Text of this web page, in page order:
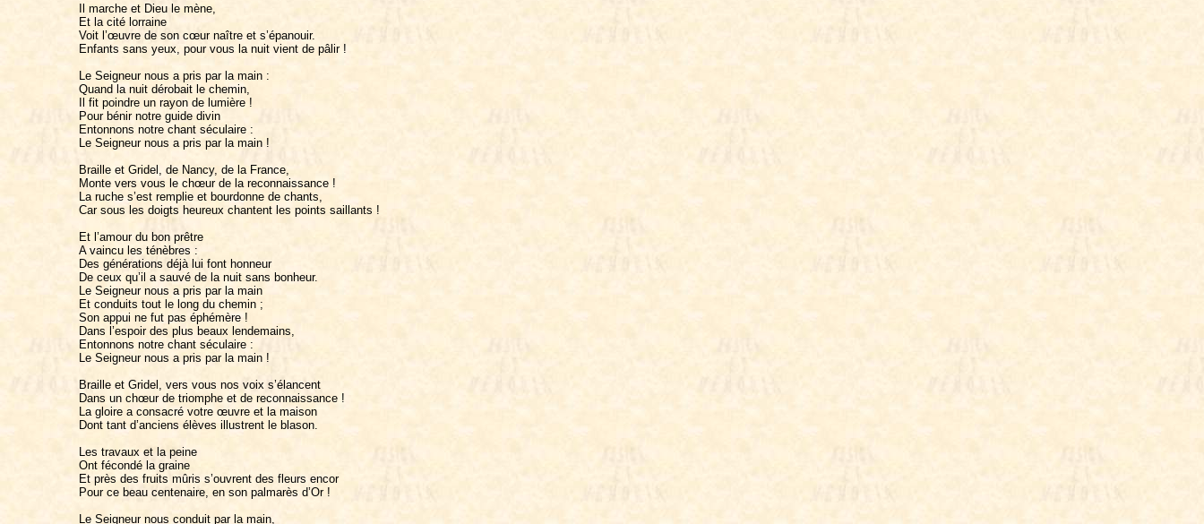
Il marche et Dieu le mène,
Et la cité lorraine
Voit l’œuvre de son cœur naître et s’épanouir.
Enfants sans yeux, pour vous la nuit vient de pâlir !
Le Seigneur nous a pris par la main :
Quand la nuit dérobait le chemin,
Il fit poindre un rayon de lumière !
Pour bénir notre guide divin
Entonnons notre chant séculaire :
Le Seigneur nous a pris par la main !
Braille et Gridel, de Nancy, de la France,
Monte vers vous le chœur de la reconnaissance !
La ruche s’est remplie et bourdonne de chants,
Car sous les doigts heureux chantent les points saillants !
Et l’amour du bon prêtre
A vaincu les ténèbres :
Des générations déjà lui font honneur
De ceux qu’il a sauvé de la nuit sans bonheur.
Le Seigneur nous a pris par la main
Et conduits tout le long du chemin ;
Son appui ne fut pas éphémère !
Dans l’espoir des plus beaux lendemains,
Entonnons notre chant séculaire :
Le Seigneur nous a pris par la main !
Braille et Gridel, vers vous nos voix s’élancent
Dans un chœur de triomphe et de reconnaissance !
La gloire a consacré votre œuvre et la maison
Dont tant d’anciens élèves illustrent le blason.
Les travaux et la peine
Ont fécondé la graine
Et près des fruits mûris s’ouvrent des fleurs encor
Pour ce beau centenaire, en son palmarès d’Or !
Le Seigneur nous conduit par la main,